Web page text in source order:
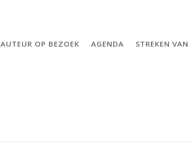
AUTEUR OP BEZOEK AGENDA STREKEN